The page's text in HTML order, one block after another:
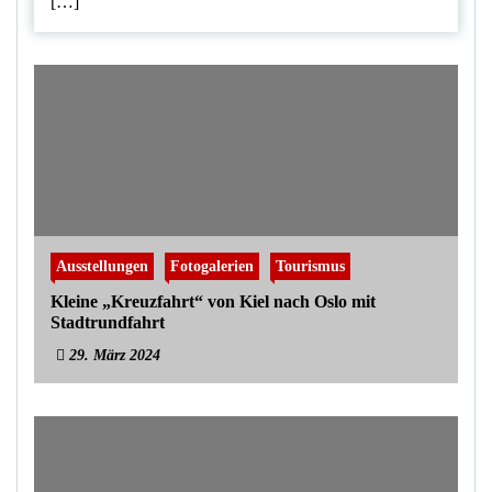
Ausstellungen Fotogalerien Tourismus
Kleine „Kreuzfahrt“ von Kiel nach Oslo mit
Stadtrundfahrt
29. März 2024